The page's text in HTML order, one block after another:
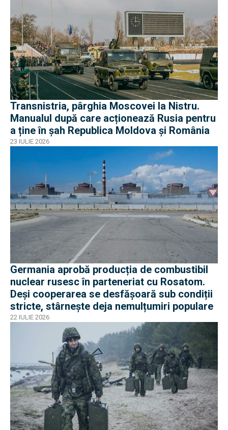
Transnistria, pârghia Moscovei la Nistru.
Manualul după care acționează Rusia pentru
a ține în șah Republica Moldova și România
23 IULIE 2026
Germania aprobă producția de combustibil
nuclear rusesc în parteneriat cu Rosatom.
Deși cooperarea se desfășoară sub condiții
stricte, stârnește deja nemulțumiri populare
22 IULIE 2026